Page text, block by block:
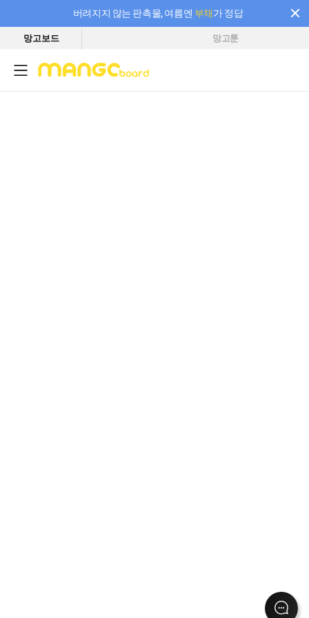
버려지지 않는 판촉물, 여름엔 부채가 정답
필요한 만큼 충전하고 끊김 없이 작업하세요! 새로워진 AI 부스터 요금제
망고보드 망고툰